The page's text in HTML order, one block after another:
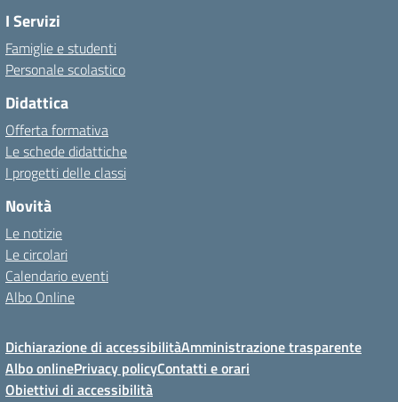
I Servizi
Famiglie e studenti
Personale scolastico
Didattica
Offerta formativa
Le schede didattiche
I progetti delle classi
Novità
Le notizie
Le circolari
Calendario eventi
Albo Online
Dichiarazione di accessibilitàAmministrazione trasparente
Albo onlinePrivacy policyContatti e orari
Obiettivi di accessibilità